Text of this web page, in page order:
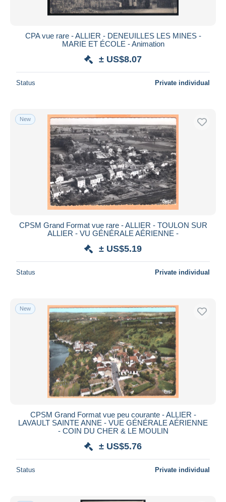
CPA vue rare - ALLIER - DENEUILLES LES MINES -
MARIE ET ÉCOLE - Animation
± US$8.07
Status Private individual
New
CPSM Grand Format vue rare - ALLIER - TOULON SUR
ALLIER - VU GÉNÉRALE AÉRIENNE -
± US$5.19
Status Private individual
New
CPSM Grand Format vue peu courante - ALLIER -
LAVAULT SAINTE ANNE - VUE GÉNÉRALE AÉRIENNE
- COIN DU CHER & LE MOULIN
± US$5.76
Status Private individual